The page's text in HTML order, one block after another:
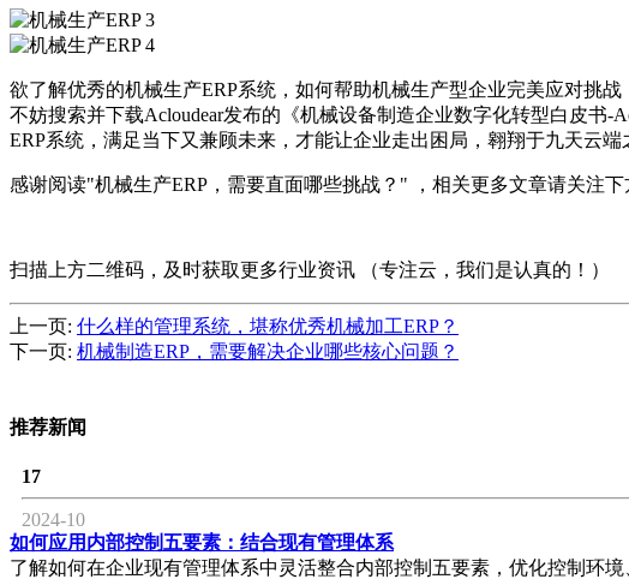
欲了解优秀的机械生产ERP系统，如何帮助机械生产型企业完美应对挑战
不妨搜索并下载Acloudear发布的《机械设备制造企业数字化转型白皮书
ERP系统，满足当下又兼顾未来，才能让企业走出困局，翱翔于九天云
感谢阅读"机械生产ERP，需要直面哪些挑战？" ，相关更多文章请关注
扫描上方二维码，及时获取更多行业资讯 （专注云，我们是认真的！）
上一页: 什么样的管理系统，堪称优秀机械加工ERP？
下一页: 机械制造ERP，需要解决企业哪些核心问题？
推荐新闻
17
2024-10
如何应用内部控制五要素：结合现有管理体系
了解如何在企业现有管理体系中灵活整合内部控制五要素，优化控制环